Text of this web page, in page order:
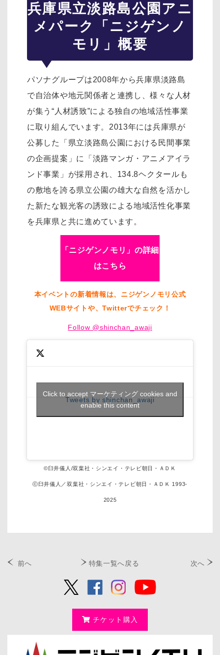
兵庫県立淡路島公園アニ
メパーク「ニジゲンノ
モリ」概要
パソナグループは2008年から兵庫県淡路島
で自治体や地元関係者と連携し、様々な人材
が集う“人材誘致”による独自の地域活性事業
に取り組んでいます。2013年には兵庫県が
公募した「県立淡路島公園における民間事業
の企画提案」に「淡路マンガ・アニメアイラ
ンド事業」が採用され、134.8ヘクタールも
の敷地を誇る県立公園の雄大な自然を活かし
た新たな観光客の誘致による地域活性化事業
を兵庫県と共に進めています。
「ニジゲンノモリ」の詳細
はこちら
本イベントの新着情報は、ニジゲンノモリ公式
WEBサイトや、Twitterでチェック！
Follow @shinchan_awaji
Tweets by shinchan_awaji
Click to accept マーケティング cookies and
enable this content
©臼井儀人/双葉社・シンエイ・テレビ朝日・ＡＤＫ
ⓒ臼井儀人／双葉社・シンエイ・テレビ朝日・ＡＤＫ 1993-
2025
前へ 特集一覧へ戻る 次へ
チケット購入